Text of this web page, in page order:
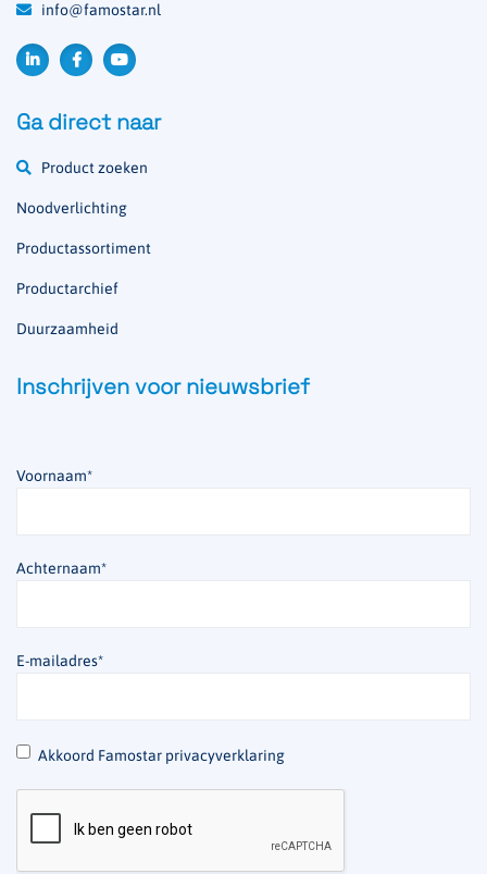
info@famostar.nl
Ga direct naar
Product zoeken
Noodverlichting
Productassortiment
Productarchief
Duurzaamheid
Inschrijven voor nieuwsbrief
Voornaam*
Achternaam*
E-mailadres*
* Akkoord Famostar privacyverklaring